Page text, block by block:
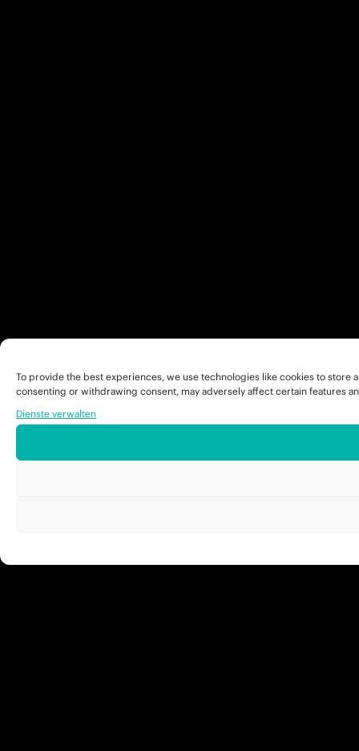
To provide the best experiences, we use technologies like cookies to
consenting or withdrawing consent, may adversely affect certain features
Dienste verwalten